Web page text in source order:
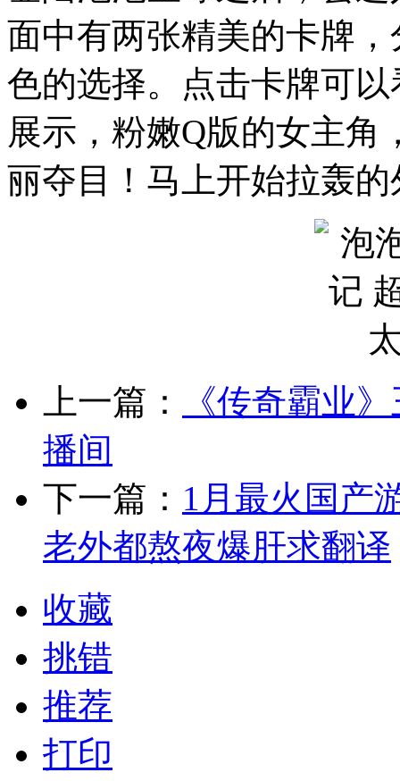
面中有两张精美的卡牌
色的选择。点击卡牌可
展示，粉嫩Q版的女主角
丽夺目！马上开始拉轰的
上一篇：
《传奇霸业
播间
下一篇： 1月最火国产
老外都熬夜爆肝求翻译
收藏
挑错
推荐
打印